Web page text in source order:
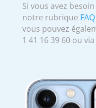
Si vous avez
notre rubrique FAQ
vous pouvez
1 41 16 39 60 ou